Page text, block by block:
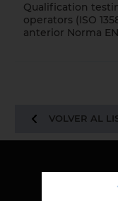
Qualification
operators (ISO
anterior Norma EN
VOLVER AL
ITCS -